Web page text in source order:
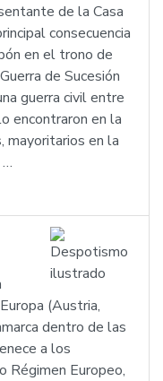
de la Casa
consecuencia
en el trono de
de Sucesión
guerra civil entre
encontraron en la
mayoritarios en la
…
(Austria,
dentro de las
a los
Régimen Europeo,